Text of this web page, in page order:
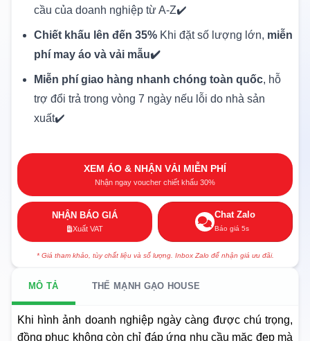
cầu của doanh nghiệp từ A-Z✔️
Chiết khấu lên đến 35% Khi đặt số lượng lớn, miễn
phí may áo và vải mẫu✔️
Miễn phí giao hàng nhanh chóng toàn quốc, hỗ
trợ đổi trả trong vòng 7 ngày nếu lỗi do nhà sản
xuất✔️
XEM ÁO & NHẬN VẢI MIỄN PHÍ
Nhận ngay voucher chiết khấu 30%
NHẬN BÁO GIÁ
Xuất VAT
Chat Zalo
Báo giá 5s
* Giá tham khảo, tùy chất liệu và số lượng. Inbox Zalo để nhận giá ưu đãi.
MÔ TẢ THẾ MẠNH GẠO HOUSE
Khi hình ảnh doanh nghiệp ngày càng được chú trọng,
đồng phục không còn chỉ đáp ứng nhu cầu mặc đẹp mà